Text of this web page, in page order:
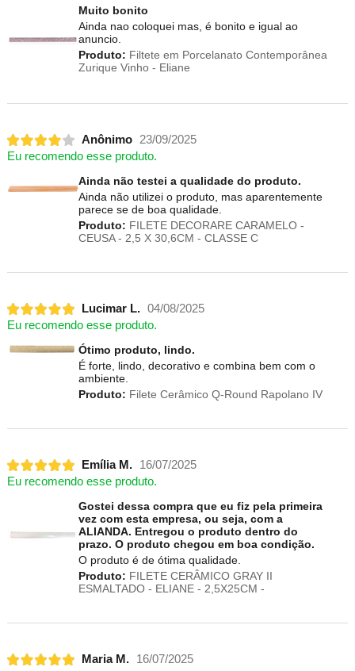
Muito bonito
Ainda nao coloquei mas, é bonito e igual ao
anuncio.
Produto: Filtete em Porcelanato Contemporânea
Zurique Vinho - Eliane
Anônimo 23/09/2025
Eu recomendo esse produto.
Ainda não testei a qualidade do produto.
Ainda não utilizei o produto, mas aparentemente
parece se de boa qualidade.
Produto: FILETE DECORARE CARAMELO -
CEUSA - 2,5 X 30,6CM - CLASSE C
Lucimar L. 04/08/2025
Eu recomendo esse produto.
Ótimo produto, lindo.
É forte, lindo, decorativo e combina bem com o
ambiente.
Produto: Filete Cerâmico Q-Round Rapolano IV
Emília M.
16/07/2025
Eu recomendo esse produto.
Gostei dessa compra que eu fiz pela primeira
vez com esta empresa, ou seja, com a
ALIANDA. Entregou o produto dentro do
prazo. O produto chegou em boa condição.
O produto é de ótima qualidade.
Produto: FILETE CERÂMICO GRAY II
ESMALTADO - ELIANE - 2,5X25CM -
Maria M.
16/07/2025